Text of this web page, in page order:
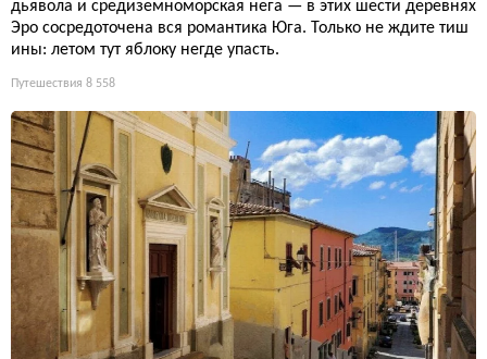
дьявола и средиземноморская нега — в этих шести деревнях
Эро сосредоточена вся романтика Юга. Только не ждите тиш
ины: летом тут яблоку негде упасть.
Путешествия 8 558